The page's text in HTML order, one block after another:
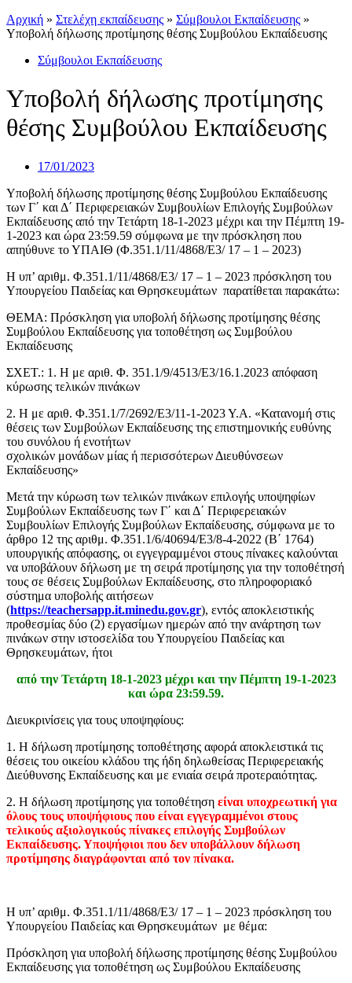
Αρχική » Στελέχη εκπαίδευσης » Σύμβουλοι Εκπαίδευσης »
Υποβολή δήλωσης προτίμησης θέσης Συμβούλου Εκπαίδευσης
Σύμβουλοι Εκπαίδευσης
Υποβολή δήλωσης προτίμησης
θέσης Συμβούλου Εκπαίδευσης
17/01/2023
Υποβολή δήλωσης προτίμησης θέσης Συμβούλου Εκπαίδευσης
των Γ΄ και Δ΄ Περιφερειακών Συμβουλίων Επιλογής Συμβούλων
Εκπαίδευσης από την Τετάρτη 18-1-2023 μέχρι και την Πέμπτη 19-
1-2023 και ώρα 23:59.59 σύμφωνα με την πρόσκληση που
απηύθυνε το ΥΠΑΙΘ (Φ.351.1/11/4868/Ε3/ 17 – 1 – 2023)
Η υπ’ αριθμ. Φ.351.1/11/4868/Ε3/ 17 – 1 – 2023 πρόσκληση του
Υπουργείου Παιδείας και Θρησκευμάτων παρατίθεται παρακάτω:
ΘΕΜΑ: Πρόσκληση για υποβολή δήλωσης προτίμησης θέσης
Συμβούλου Εκπαίδευσης για τοποθέτηση ως Συμβούλου
Εκπαίδευσης
ΣΧΕΤ.: 1. Η με αριθ. Φ. 351.1/9/4513/Ε3/16.1.2023 απόφαση
κύρωσης τελικών πινάκων
2. Η με αριθ. Φ.351.1/7/2692/Ε3/11-1-2023 Υ.Α. «Κατανομή στις
θέσεις των Συμβούλων Εκπαίδευσης της επιστημονικής ευθύνης
του συνόλου ή ενοτήτων
σχολικών μονάδων μίας ή περισσότερων Διευθύνσεων
Εκπαίδευσης»
Μετά την κύρωση των τελικών πινάκων επιλογής υποψηφίων
Συμβούλων Εκπαίδευσης των Γ΄ και Δ΄ Περιφερειακών
Συμβουλίων Επιλογής Συμβούλων Εκπαίδευσης, σύμφωνα με το
άρθρο 12 της αριθμ. Φ.351.1/6/40694/Ε3/8-4-2022 (Β΄ 1764)
υπουργικής απόφασης, οι εγγεγραμμένοι στους πίνακες καλούνται
να υποβάλουν δήλωση με τη σειρά προτίμησης για την τοποθέτησή
τους σε θέσεις Συμβούλων Εκπαίδευσης, στο πληροφοριακό
σύστημα υποβολής αιτήσεων
(https://teachersapp.it.minedu.gov.gr), εντός αποκλειστικής
προθεσμίας δύο (2) εργασίμων ημερών από την ανάρτηση των
πινάκων στην ιστοσελίδα του Υπουργείου Παιδείας και
Θρησκευμάτων, ήτοι
από την Τετάρτη 18-1-2023 μέχρι και την Πέμπτη 19-1-2023
και ώρα 23:59.59.
Διευκρινίσεις για τους υποψηφίους:
1. Η δήλωση προτίμησης τοποθέτησης αφορά αποκλειστικά τις
θέσεις του οικείου κλάδου της ήδη δηλωθείσας Περιφερειακής
Διεύθυνσης Εκπαίδευσης και με ενιαία σειρά προτεραιότητας.
2. Η δήλωση προτίμησης για τοποθέτηση είναι υποχρεωτική για
όλους τους υποψήφιους που είναι εγγεγραμμένοι στους
τελικούς αξιολογικούς πίνακες επιλογής Συμβούλων
Εκπαίδευσης. Υποψήφιοι που δεν υποβάλλουν δήλωση
προτίμησης διαγράφονται από τον πίνακα.
Η υπ’ αριθμ. Φ.351.1/11/4868/Ε3/ 17 – 1 – 2023 πρόσκληση του
Υπουργείου Παιδείας και Θρησκευμάτων με θέμα:
Πρόσκληση για υποβολή δήλωσης προτίμησης θέσης Συμβούλου
Εκπαίδευσης για τοποθέτηση ως Συμβούλου Εκπαίδευσης